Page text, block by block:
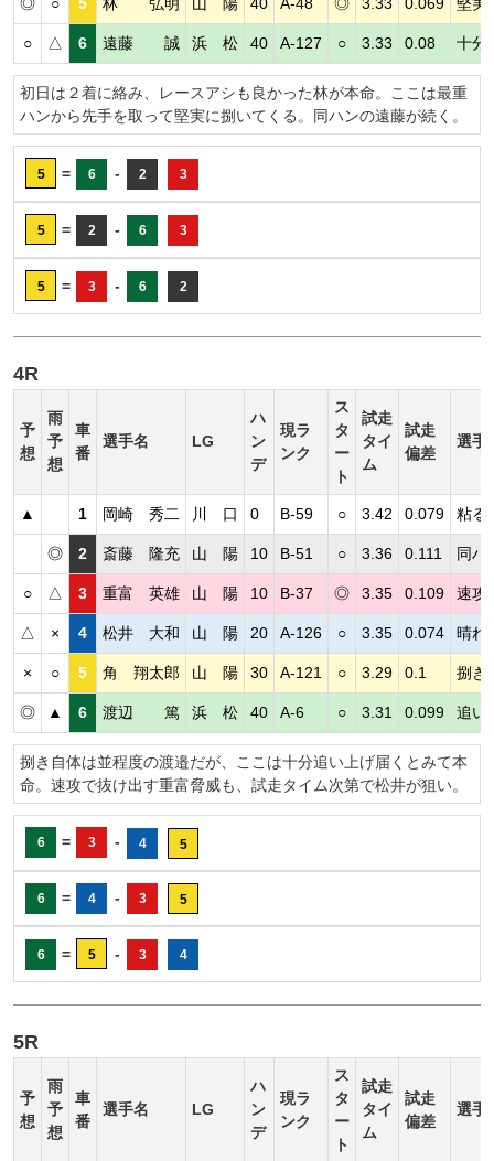
○ △ 6 遠藤 誠 浜 松 40 A-127 ○ 3.33 0.08 十分
初日は２着に絡み、レースアシも良かった林が本命。ここは最重
ハンから先手を取って堅実に捌いてくる。同ハンの遠藤が続く。
5 = 6 - 2 3
5 = 2 - 6 3
5 = 3 - 6 2
4R
予
想
雨
予
想
車
番
選手名 LG
ハ
ン
デ
現ラ
ンク
ス
タ
ー
ト
試走
タイ
ム
試走
偏差
選手
▲ 1 岡崎 秀二 川 口 0 B-59 ○ 3.42 0.079 粘る
◎ 2 斎藤 隆充 山 陽 10 B-51 ○ 3.36 0.111 同ハ
○ △ 3 重富 英雄 山 陽 10 B-37 ◎ 3.35 0.109 速攻
△ × 4 松井 大和 山 陽 20 A-126 ○ 3.35 0.074 晴れ
× ○ 5 角 翔太郎 山 陽 30 A-121 ○ 3.29 0.1 捌き
◎ ▲ 6 渡辺 篤 浜 松 40 A-6 ○ 3.31 0.099 追い
捌き自体は並程度の渡邉だが、ここは十分追い上げ届くとみて本
命。速攻で抜け出す重富脅威も、試走タイム次第で松井が狙い。
6 = 3 - 4 5
6 = 4 - 3 5
6 = 5 - 3 4
5R
予
想
雨
予
想
車
番
選手名 LG
ハ
ン
デ
現ラ
ンク
ス
タ
ー
ト
試走
タイ
ム
試走
偏差
選手